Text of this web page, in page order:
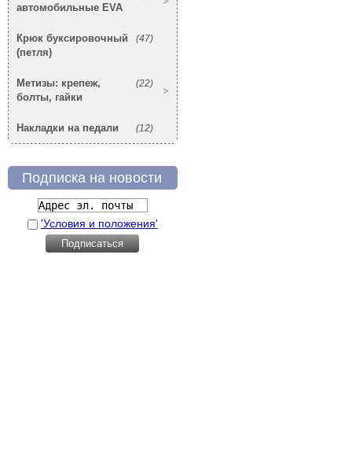
автомобильные EVA
(47)
Крюк буксировочный
(петля)
(22)
Метизы: крепеж,
болты, гайки
(12)
Накладки на педали
Подписка на новости
'Условия и положения'